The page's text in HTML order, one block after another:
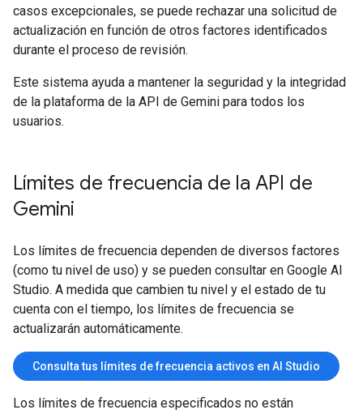
casos excepcionales, se puede rechazar una solicitud de
actualización en función de otros factores identificados
durante el proceso de revisión.
Este sistema ayuda a mantener la seguridad y la integridad
de la plataforma de la API de Gemini para todos los
usuarios.
Límites de frecuencia de la API de
Gemini
Los límites de frecuencia dependen de diversos factores
(como tu nivel de uso) y se pueden consultar en Google AI
Studio. A medida que cambien tu nivel y el estado de tu
cuenta con el tiempo, los límites de frecuencia se
actualizarán automáticamente.
Consulta tus límites de frecuencia activos en AI Studio
Los límites de frecuencia especificados no están